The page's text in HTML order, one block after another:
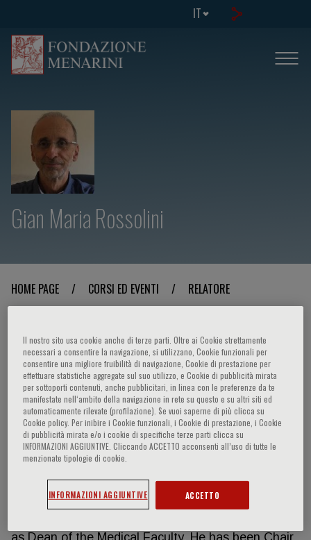
IT
Gian Maria Rossolini
HOME PAGE / CORSI ED EVENTI / RELATORE
Gian Maria Rossolini
Gian Maria Rossolini is Professor of Microbiology
and Clinical Microbiology at the University of
Florence, Italy, and Director of the Clinical
Microbiology and Virology Unit of Florence Careggi
Professor of Microbiology and Clinical Microbiology
at the University of Siena, where he also acted as
as Dean of the Medical Faculty. He has been Chair
Il nostro sito usa cookie anche di terze parti. Oltre ai Cookie strettamente
necessari a consentire la navigazione, si utilizzano, Cookie funzionali per
consentire una migliore fruibilità di navigazione, Cookie di prestazione per
effettuare statistiche aggregate sul suo utilizzo, e Cookie di pubblicità mirata
per sottoporti contenuti, anche pubblicitari, in linea con le preferenze da te
manifestate nell‘ambito della navigazione in rete su questo e su altri siti ed
automaticamente rilevate (profilazione). Se vuoi saperne di più clicca su
Cookie policy. Per inibire i Cookie funzionali, i Cookie di prestazione, i Cookie
di pubblicità mirata e/o i cookie di specifiche terze parti clicca su
INFORMAZIONI AGGIUNTIVE. Cliccando ACCETTO acconsenti all’uso di tutte le
menzionate tipologie di cookie.
INFORMAZIONI AGGIUNTIVE ACCETTO